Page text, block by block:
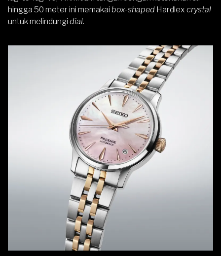
hingga 50 meter ini memakai box-shaped Hardlex crystal
untuk melindungi dial.